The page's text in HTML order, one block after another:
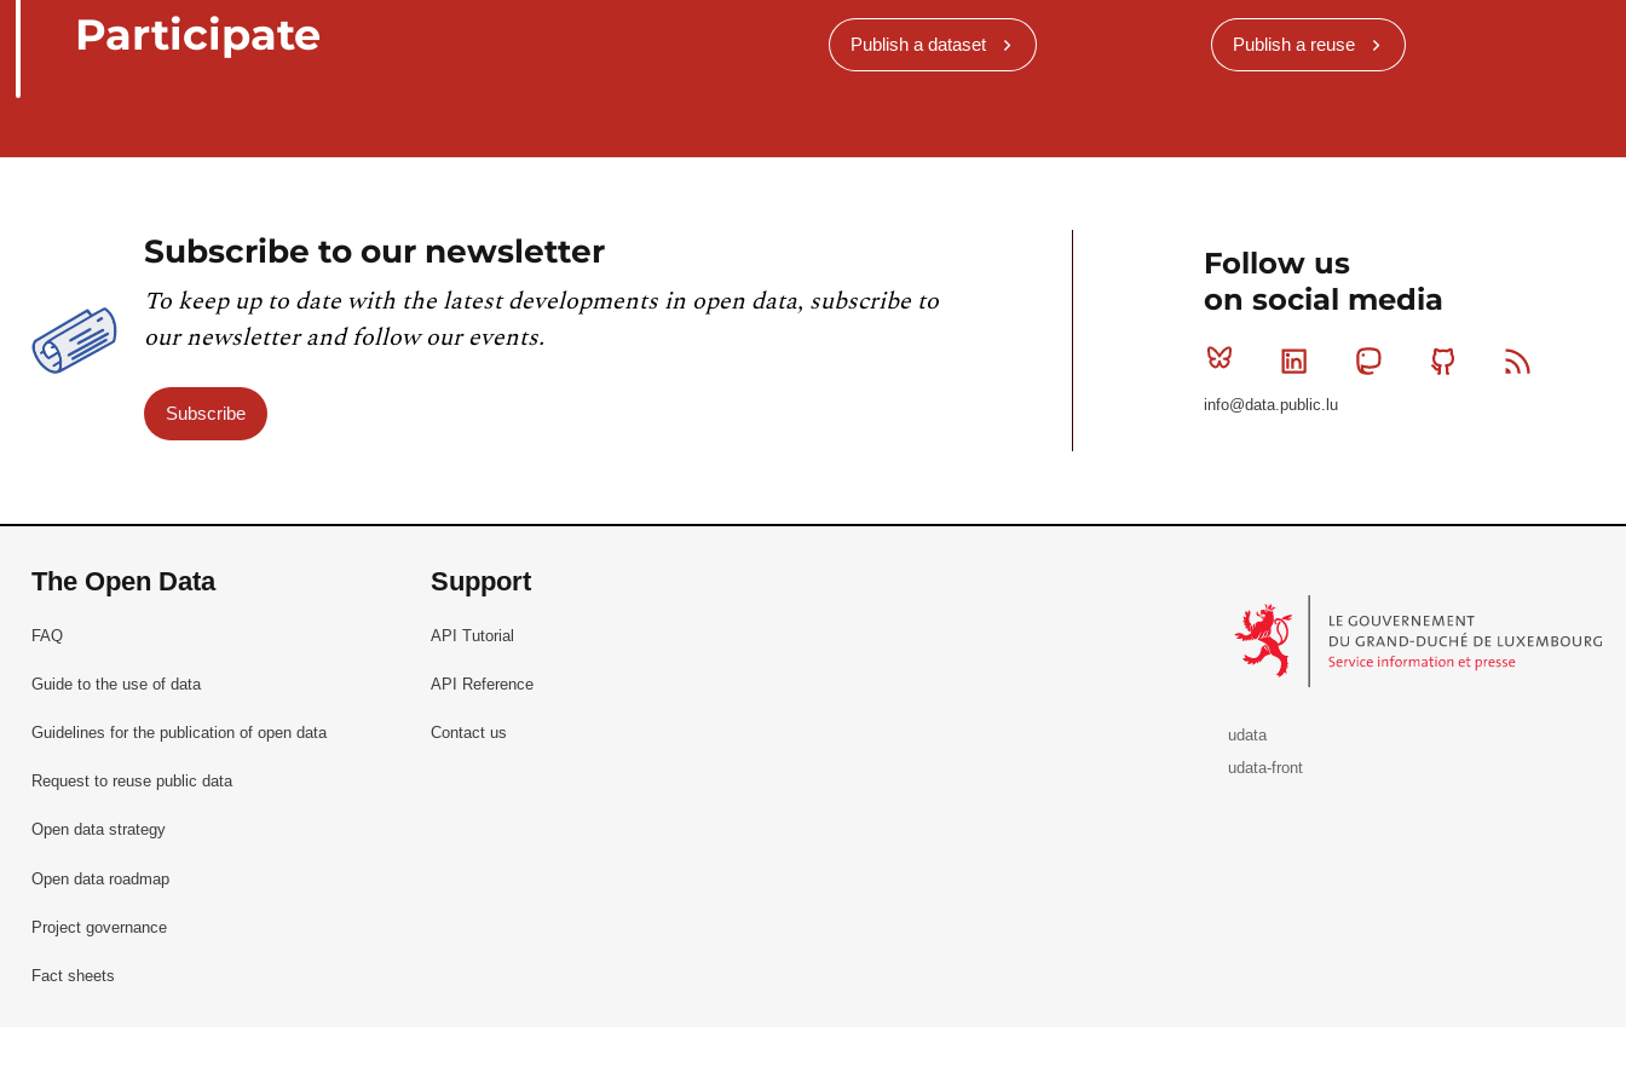
s'approchent de la valeur de KOSTRA en direction de l'est de manière linéaire.
L'application de ces nouvelles données et de la méthode utilisée a permis d'améliorer la précision et la
Participate Publish a dataset Publish a reuse
Subscribe to our newsletter
To keep up to date with the latest developments in open data, subscribe to
our newsletter and follow our events.
Subscribe
Follow us
on social media
Bluesky Linkedin MastodonGithub
info@data.public.lu
The Open Data
FAQ
Guide to the use of data
Guidelines for the publication of open data
Request to reuse public data
Open data strategy
Open data roadmap
Project governance
Fact sheets
Support
API Tutorial
API Reference
Contact us
udata
udata-front